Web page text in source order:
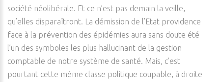
société néolibérale. Et ce n’est pas demain la veille,
qu’elles disparaîtront. La démission de l’Etat providence
face à la prévention des épidémies aura sans doute été
l’un des symboles les plus hallucinant de la gestion
comptable de notre système de santé. Mais, c’est
pourtant cette même classe politique coupable, à droite